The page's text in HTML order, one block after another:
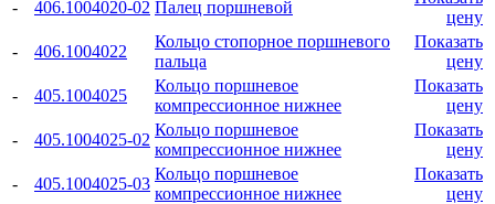
-
406.1004020-02 Палец поршневой
цену
-
406.1004022
Кольцо стопорное поршневого
пальца
Показать
цену
-
405.1004025
Кольцо поршневое
компрессионное нижнее
Показать
цену
-
405.1004025-02
Кольцо поршневое
компрессионное нижнее
Показать
цену
-
405.1004025-03
Кольцо поршневое
компрессионное нижнее
Показать
цену